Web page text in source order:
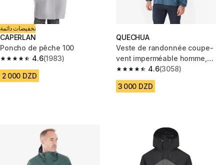
تخفيضات دائمة
CAPERLAN
Poncho de pêche 100
4.6
4.6 out of 5 stars from 1983 reviews
(1983)
2 000 DZD
QUECHUA
Veste de randonnée coupe-
vent imperméable homme,
Raincut Full Zip bleu
4.6
4.6 out of 5 stars from 3058
(3058)
3 000 DZD